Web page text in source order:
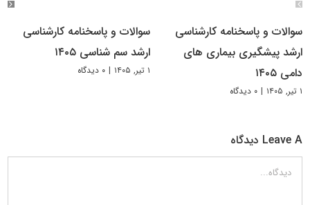
سوالات و پاسخنامه کارشناسی
ارشد پیشگیری بیماری های
دامی ۱۴۰۵
۱ تیر, ۱۴۰۵ | ۰ دیدگاه
سوالات و پاسخنامه کارشناسی
ارشد سم شناسی ۱۴۰۵
۱ تیر, ۱۴۰۵ | ۰ دیدگاه
Leave A دیدگاه
دیدگاه